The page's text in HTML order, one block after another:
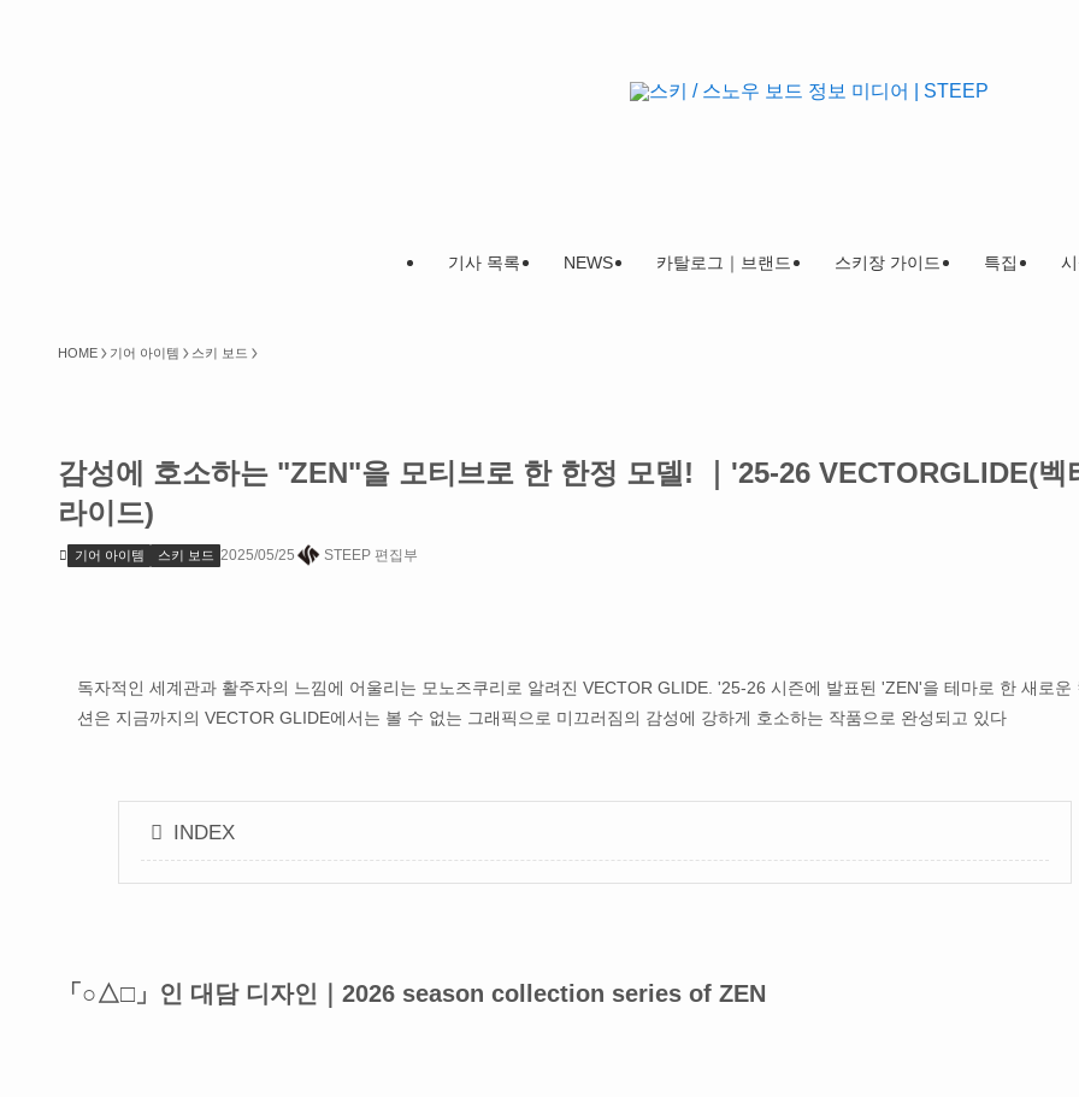
기사 목록 NEWS 카탈로그｜브랜드 스키장 가이드 특집
HOME 기어 아이템 스키 보드
감성에 호소하는 "ZEN"을 모티브로 한 한정 모델! ｜'25-26 VECTORGLIDE(벡
라이드)
기어 아이템 스키 보드 2025/05/25 STEEP 편집부
독자적인 세계관과 활주자의 느낌에 어울리는 모노즈쿠리로 알려진 VECTOR GLIDE. '25-26 시즌에 발표된 'ZEN'을 테마로 한 새로운
션은 지금까지의 VECTOR GLIDE에서는 볼 수 없는 그래픽으로 미끄러짐의 감성에 강하게 호소하는 작품으로 완성되고 있다
INDEX
「○△□」인 대담 디자인｜2026 season collection series of ZEN